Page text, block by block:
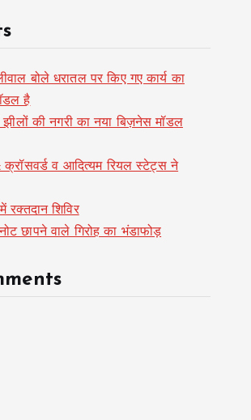
बोले धरातल पर किए गए कार्य का
है
झीलों की नगरी का नया बिज़नेस मॉडल
व आदित्यम रियल स्टेट्स ने
रक्तदान शिविर
छापने वाले गिरोह का भंडाफोड़